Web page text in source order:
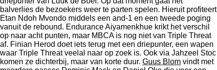
balverlies de bezoekers weer te parten spelen. Hieruit profiteert
Etan Ndoh Mvondo middels een and-1 en een tweede poging
vanuit de rebound. Endurance Aiyamenkhue krikt het verschil
op naar acht punten, maar MBCA is nog niet van Triple Threat
af. Finian Herod doet iets terug met een driepunter, een wapen
waar Triple Threat veelal naar op zoek is. Ook via Jahzeel Stoc
komen ze dichterbij, maar van korte duur. Guus Blom vindt met